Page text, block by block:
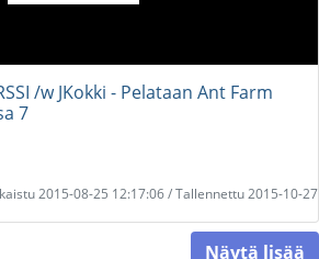
/w JKokki - Pelataan Ant Farm
7
2015-08-25 12:17:06 / Tallennettu 2015-10-27
Näytä lisää